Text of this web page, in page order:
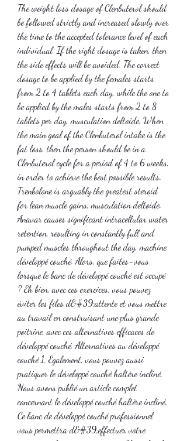
The weight loss dosage of Clenbuterol should
be followed strictly and increased slowly over
the time to the accepted tolerance level of each
individual. If the right dosage is taken, then
the side effects will be avoided. The correct
dosage to be applied by the females starts
from 2 to 4 tablets each day, while the one to
be applied by the males starts from 2 to 8
tablets per day, musculation deltoide. When
the main goal of the Clenbuterol intake is the
fat loss, then the person should be in a
Clenbuterol cycle for a period of 4 to 6 weeks,
in order to achieve the best possible results.
Trenbolone is arguably the greatest steroid
for lean muscle gains, musculation deltoide.
Anavar causes significant intracellular water
retention, resulting in constantly full and
pumped muscles throughout the day, machine
développé couché. Alors, que faites-vous
lorsque le banc de développé couché est occupé
? Eh bien, avec ces exercices, vous pouvez
éviter les files d&#39;attente et vous mettre
au travail en construisant une plus grande
poitrine, avec ces alternatives efficaces de
développé couché. Alternatives au développé
couché 1. Egalement, vous pouvez aussi
pratiquer le développé couché haltère incliné.
Nous avons publié un article complet
concernant le développé couché haltère incliné.
Ce banc de développé couché professionnel
vous permettra d&#39;effectuer votre